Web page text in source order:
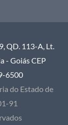
QD. 113-A, Lt.
- Goiás CEP
6500
do Estado de
91